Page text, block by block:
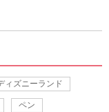
ィズニーランド
ペン